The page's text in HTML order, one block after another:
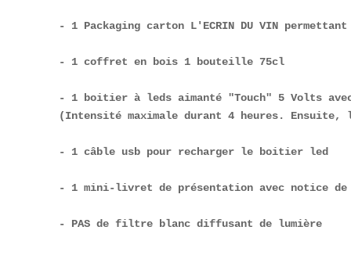
- 1 Packaging carton L'ECRIN DU VIN
- 1 coffret en bois 1 bouteille 75cl
- 1 boitier à leds aimanté "Touch" 5 Volts
(Intensité maximale durant 4 heures.
- 1 câble usb pour recharger le boitier led
- 1 mini-livret de présentation avec notice de
- PAS de filtre blanc diffusant de lumière